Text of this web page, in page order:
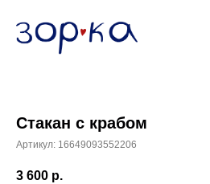
Стакан с крабом
Артикул: 16649093552206
3 600 р.